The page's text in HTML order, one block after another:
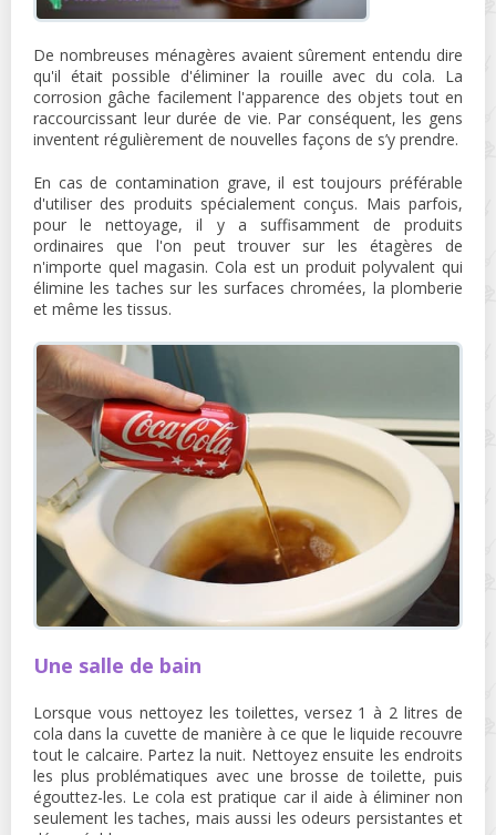
De nombreuses ménagères avaient sûrement entendu dire
qu'il était possible d'éliminer la rouille avec du cola. La
corrosion gâche facilement l'apparence des objets tout en
raccourcissant leur durée de vie. Par conséquent, les gens
inventent régulièrement de nouvelles façons de s’y prendre.
En cas de contamination grave, il est toujours préférable
d'utiliser des produits spécialement conçus. Mais parfois,
pour le nettoyage, il y a suffisamment de produits
ordinaires que l'on peut trouver sur les étagères de
n'importe quel magasin. Cola est un produit polyvalent qui
élimine les taches sur les surfaces chromées, la plomberie
et même les tissus.
Une salle de bain
Lorsque vous nettoyez les toilettes, versez 1 à 2 litres de
cola dans la cuvette de manière à ce que le liquide recouvre
tout le calcaire. Partez la nuit. Nettoyez ensuite les endroits
les plus problématiques avec une brosse de toilette, puis
égouttez-les. Le cola est pratique car il aide à éliminer non
seulement les taches, mais aussi les odeurs persistantes et